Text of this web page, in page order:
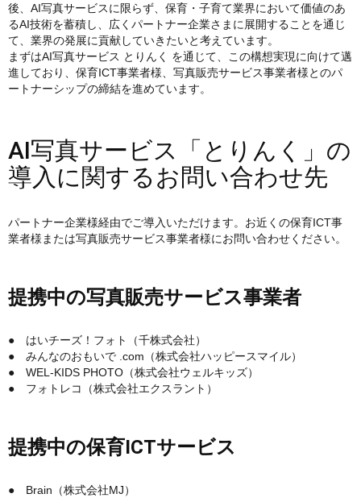
後、AI写真サービスに限らず、保育・子育て業界において価値のあ
るAI技術を蓄積し、広くパートナー企業さまに展開することを通じ
て、業界の発展に貢献していきたいと考えています。
まずはAI写真サービス とりんく を通じて、この構想実現に向けて邁
進しており、保育ICT事業者様、写真販売サービス事業者様とのパ
ートナーシップの締結を進めています。
AI写真サービス「とりんく」の
導入に関するお問い合わせ先
パートナー企業様経由でご導入いただけます。お近くの保育ICT事
業者様または写真販売サービス事業者様にお問い合わせください。
提携中の写真販売サービス事業者
● はいチーズ！フォト（千株式会社）
● みんなのおもいで .com（株式会社ハッピースマイル）
● WEL-KIDS PHOTO（株式会社ウェルキッズ）
● フォトレコ（株式会社エクスラント）
提携中の保育ICTサービス
● Brain（株式会社MJ）